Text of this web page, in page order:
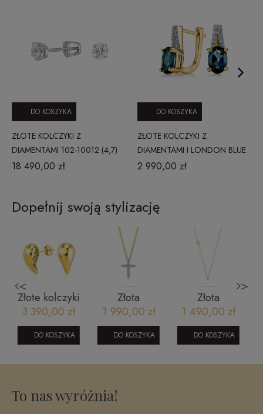
ZŁOTE KOLCZYKI Z
DIAMENTAMI 102-10012 (4,7)
0,87 CT
18 490,00 zł
DO KOSZYKA
ZŁOTE KOLCZYKI Z
DIAMENTAMI I LONDON BLUE
TOPAZ JE5018LBTY 0,1 CT
2 990,00 zł
DO KOSZYKA
Dopełnij swoją stylizację
<
Złota
celebrytka
krzyżyk z
brylantami
104-10020
1 990,00 zł
DO KOSZYKA
Złota
celebrytka z
diamentem
literka N 5-
N/06
1 490,00 zł
DO KOSZYKA
Złote kolczyki
sztyfty -
plastry miodu
599,00 zł
DO KOSZYKA
>
To nas wyróżnia!